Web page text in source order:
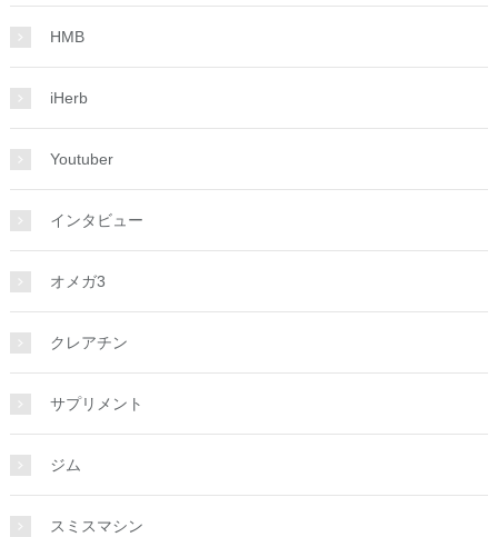
HMB
iHerb
Youtuber
インタビュー
オメガ3
クレアチン
サプリメント
ジム
スミスマシン